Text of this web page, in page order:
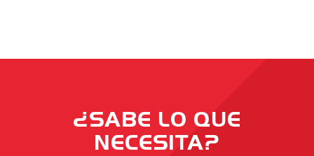
¿SABE LO QUE
NECESITA?